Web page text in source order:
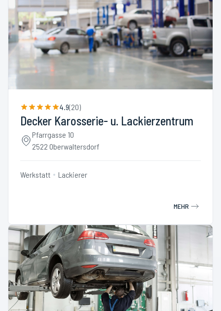
4.9(20)
Decker Karosserie- u. Lackierzentrum
Pfarrgasse 10
2522 Oberwaltersdorf
Werkstatt Lackierer
MEHR